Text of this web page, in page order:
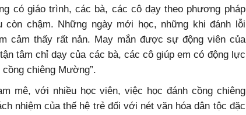
có giáo trình, các bà, các cô dạy theo phương pháp
còn chậm. Những ngày mới học, những khi đánh lỗi
cảm thấy rất nản. May mắn được sự động viên của
tâm chỉ dạy của các bà, các cô giúp em có động lực
chiêng Mường”.
mê, với nhiều học viên, việc học đánh cồng chiêng
nhiệm của thế hệ trẻ đối với nét văn hóa dân tộc đặc